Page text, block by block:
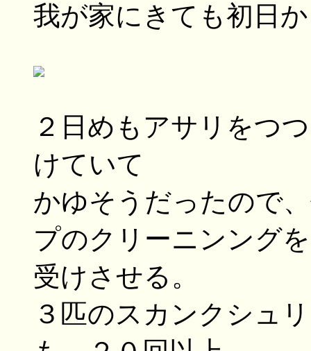
我が家にきても初日
２日めもアサリをつ
けていて
かゆそうだったので
プのクリーニンングを
受けさせる。
３匹のスカンクシュ